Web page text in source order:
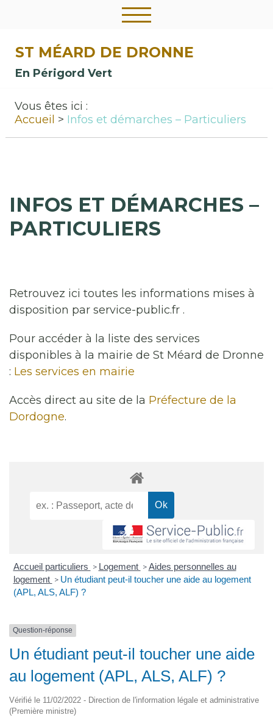
ST MÉARD DE DRONNE
En Périgord Vert
Vous êtes ici :
Accueil
Infos et démarches – Particuliers
INFOS ET DÉMARCHES –
PARTICULIERS
Retrouvez ici toutes les informations mises à
disposition par service-public.fr .
Pour accéder à la liste des services
disponibles à la mairie de St Méard de Dronne
: Les services en mairie
Accès direct au site de la Préfecture de la
Dordogne.
Accueil particuliers > Logement > Aides personnelles au
logement > Un étudiant peut-il toucher une aide au logement
(APL, ALS, ALF) ?
Question-réponse
Un étudiant peut-il toucher une aide
au logement (APL, ALS, ALF) ?
Vérifié le 11/02/2022 - Direction de l'information légale et administrative
(Première ministre)